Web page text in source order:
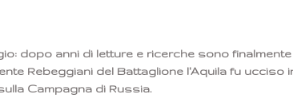
dopo anni di letture e ricerche sono
Rebeggiani del Battaglione l'Aquila fu ucciso
Campagna di Russia.